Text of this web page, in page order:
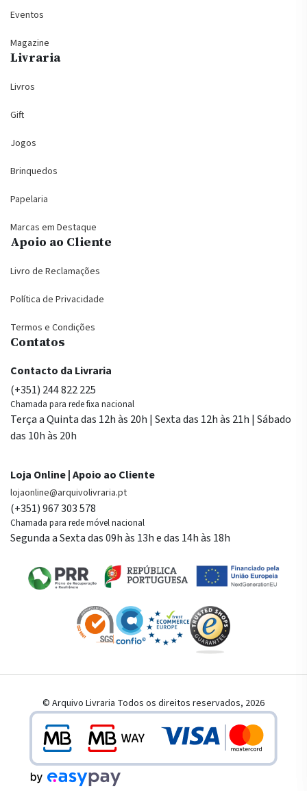
Eventos
Magazine
Livraria
Livros
Gift
Jogos
Brinquedos
Papelaria
Marcas em Destaque
Apoio ao Cliente
Livro de Reclamações
Política de Privacidade
Termos e Condições
Contatos
Contacto da Livraria
(+351) 244 822 225
Chamada para rede fixa nacional
Terça a Quinta das 12h às 20h | Sexta das 12h às 21h | Sábado
das 10h às 20h
Loja Online | Apoio ao Cliente
lojaonline@arquivolivraria.pt
(+351) 967 303 578
Chamada para rede móvel nacional
Segunda a Sexta das 09h às 13h e das 14h às 18h
© Arquivo Livraria Todos os direitos reservados, 2026